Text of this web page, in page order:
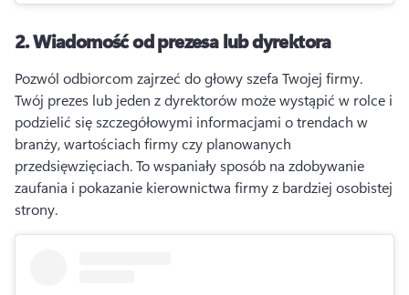
2.Wiadomość od prezesa lub dyrektora
Twój prezes lub jeden z dyrektorów może wystąpić w rolce i
podzielić się szczegółowymi informacjami o trendach w
branży, wartościach firmy czy planowanych
przedsięwzięciach. To wspaniały sposób na zdobywanie
zaufania i pokazanie kierownictwa firmy z bardziej osobistej
strony.